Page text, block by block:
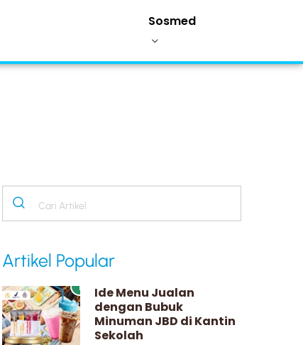
Sosmed
Artikel Popular
1
Ide Menu Jualan
dengan Bubuk
Minuman JBD di Kantin
Sekolah